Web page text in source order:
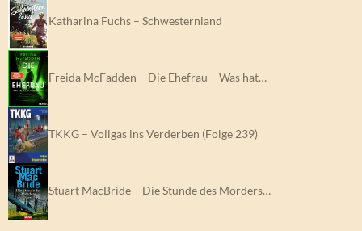
Katharina Fuchs – Schwesternland
Freida McFadden – Die Ehefrau – Was hat…
TKKG – Vollgas ins Verderben (Folge 239)
Stuart MacBride – Die Stunde des Mörders…